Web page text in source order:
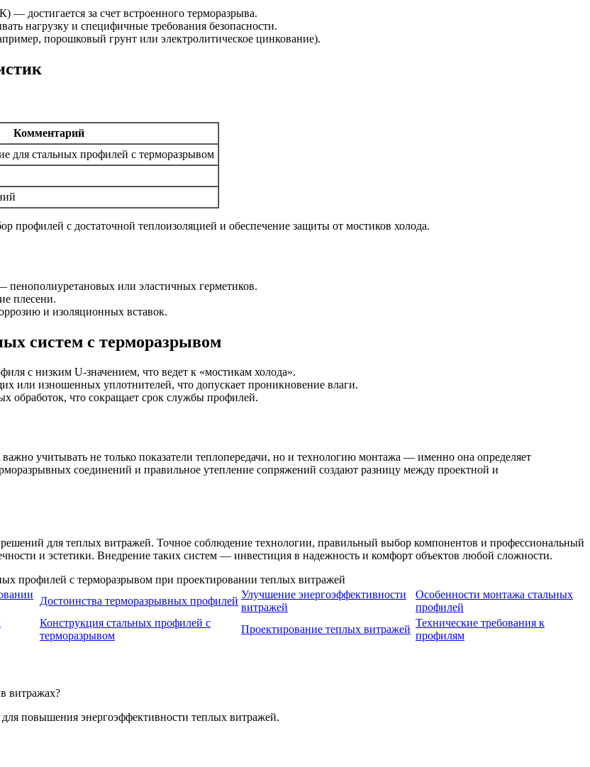
— достигается за счет встроенного терморазрыва.
нагрузку и специфичные требования безопасности.
порошковый грунт или электролитическое цинкование).
Комментарий
для стальных профилей с терморазрывом
с достаточной теплоизоляцией и обеспечение защиты от мостиков холода.
пенополиуретановых или эластичных герметиков.
плесени.
и изоляционных вставок.
систем с терморазрывом
с низким U-значением, что ведет к «мостикам холода».
или изношенных уплотнителей, что допускает проникновение влаги.
обработок, что сокращает срок службы профилей.
учитывать не только показатели теплопередачи, но и технологию монтажа — именно она определяет
соединений и правильное утепление сопряжений создают разницу между проектной и
для теплых витражей. Точное соблюдение технологии, правильный выбор компонентов и профессиональный
и эстетики. Внедрение таких систем — инвестиция в надежность и комфорт объектов любой сложности.
Достоинства терморазрывных профилей
Улучшение энергоэффективности
витражей
Особенности монтажа стальных
профилей
Конструкция стальных профилей с
терморазрывом
Проектирование теплых витражей
Технические требования к
профилям
витражах?
повышения энергоэффективности теплых витражей.